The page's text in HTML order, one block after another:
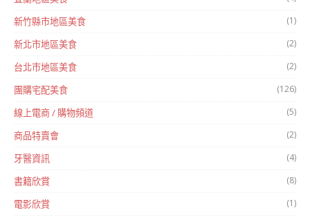
新竹縣市地區美食 (1)
新北市地區美食 (2)
台北市地區美食 (2)
團購宅配美食 (126)
線上電商 / 購物頻道 (5)
商品特賣會 (2)
牙醫資訊 (4)
書籍欣賞 (8)
電影欣賞 (1)